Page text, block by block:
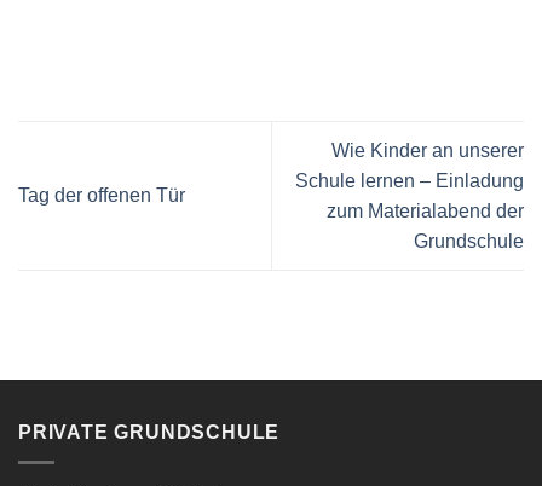
Tag der offenen Tür
Wie Kinder an unserer
Schule lernen – Einladung
zum Materialabend der
Grundschule
PRIVATE GRUNDSCHULE